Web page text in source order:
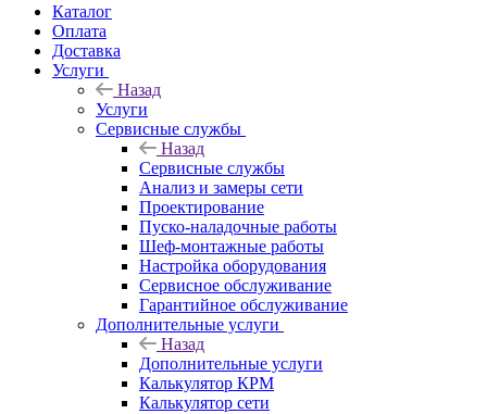
Каталог
Оплата
Доставка
Услуги
Назад
Услуги
Сервисные службы
Назад
Сервисные службы
Анализ и замеры сети
Проектирование
Пуско-наладочные работы
Шеф-монтажные работы
Настройка оборудования
Сервисное обслуживание
Гарантийное обслуживание
Дополнительные услуги
Назад
Дополнительные услуги
Калькулятор КРМ
Калькулятор сети